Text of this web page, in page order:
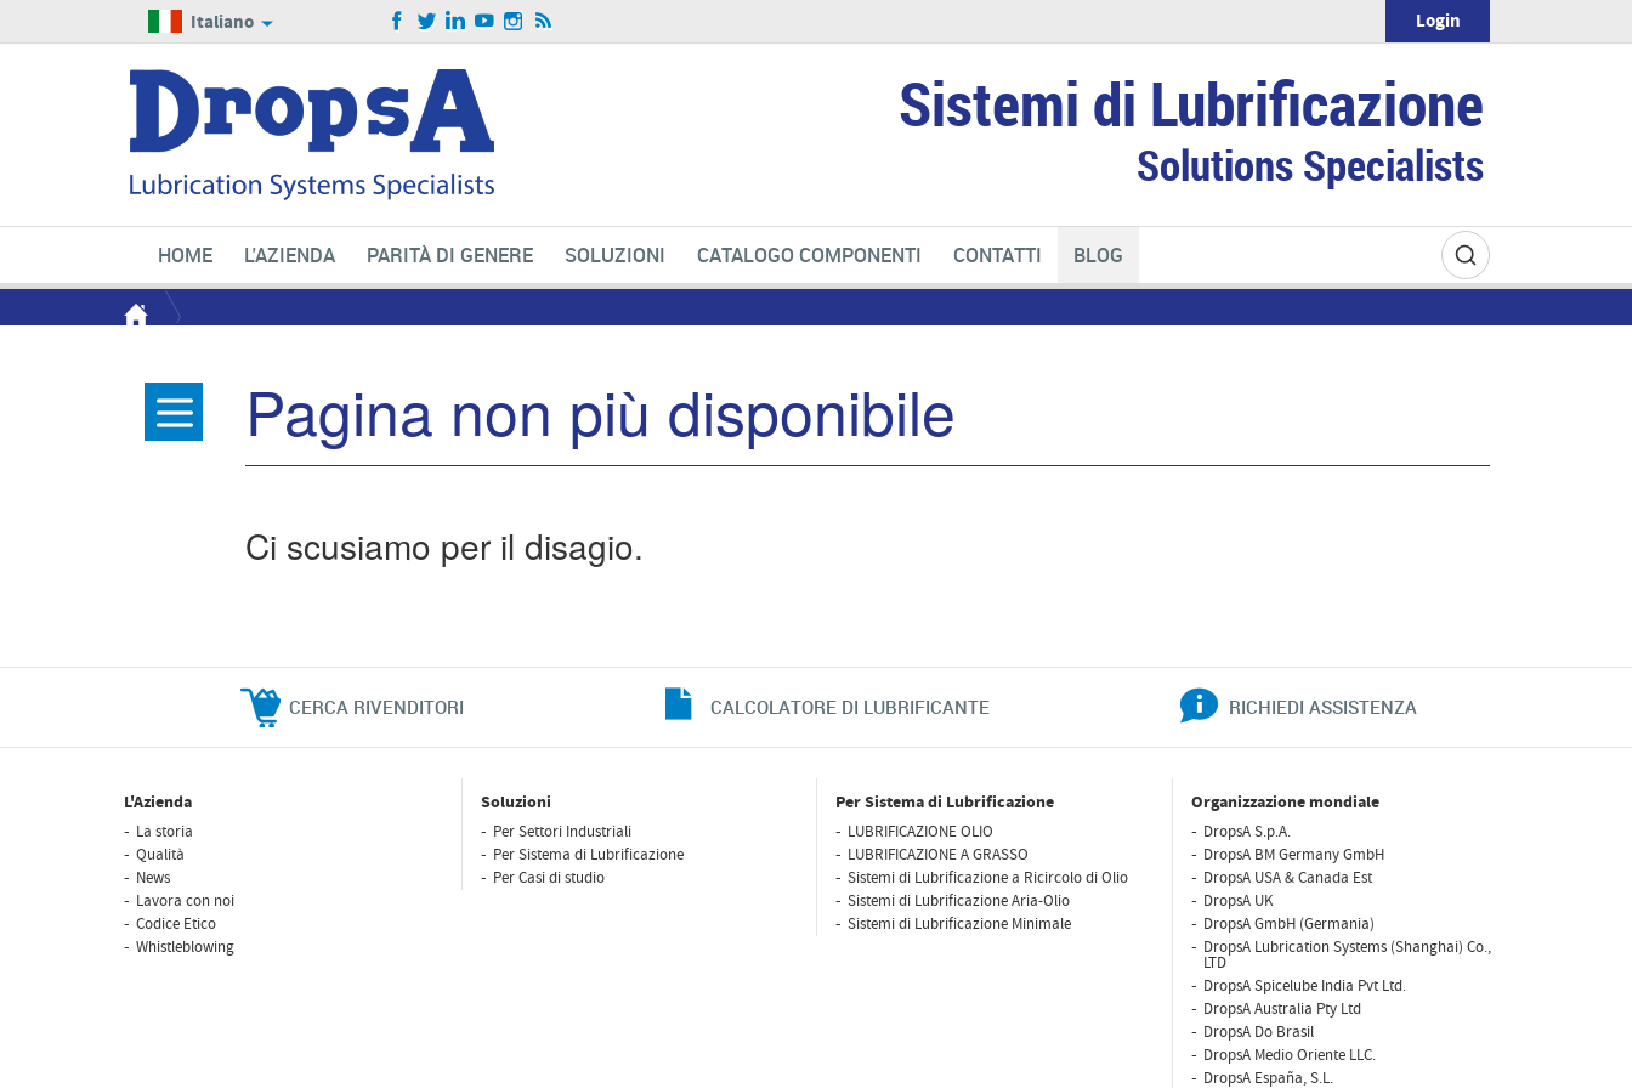
Sistemi di Lubrificazione
Solutions Specialists
Italiano Login
HOME L'AZIENDA PARITÀ DI GENERE SOLUZIONI CATALOGO COMPONENTI CONTATTI BLOG
Pagina non più disponibile
Ci scusiamo per il disagio.
CERCA RIVENDITORI CALCOLATORE DI LUBRIFICANTE RICHIEDI ASSISTENZA
L'Azienda
La storia
Qualità
News
Lavora con noi
Codice Etico
Whistleblowing
Soluzioni
Per Settori Industriali
Per Sistema di Lubrificazione
Per Casi di studio
Per Sistema di Lubrificazione
LUBRIFICAZIONE OLIO
LUBRIFICAZIONE A GRASSO
Sistemi di Lubrificazione a Ricircolo di Olio
Sistemi di Lubrificazione Aria-Olio
Sistemi di Lubrificazione Minimale
Organizzazione mondiale
DropsA S.p.A.
DropsA BM Germany GmbH
DropsA USA & Canada Est
DropsA UK
DropsA GmbH (Germania)
DropsA Lubrication Systems (Shanghai) Co.,
LTD
DropsA Spicelube India Pvt Ltd.
DropsA Australia Pty Ltd
DropsA Do Brasil
DropsA Medio Oriente LLC.
DropsA España, S.L.